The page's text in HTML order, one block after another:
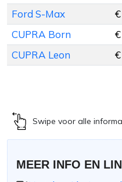
Ford S-Max
CUPRA Born
CUPRA Leon
Swipe voor alle
MEER INFO EN